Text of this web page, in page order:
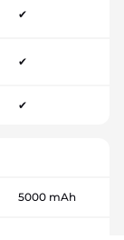
✔
✔
✔
5000 mAh